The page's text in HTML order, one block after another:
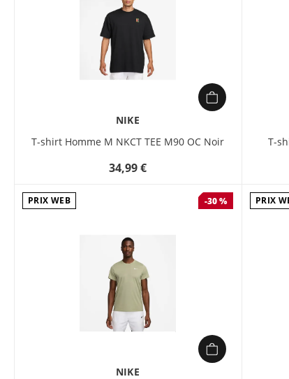
NIKE
T-shirt Homme M NKCT TEE M90 OC Noir
34,99 €
T-
PRIX WEB -30 %
NIKE
PRIX